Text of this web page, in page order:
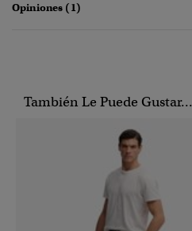
Opiniones (1)
También Le Puede Gustar...